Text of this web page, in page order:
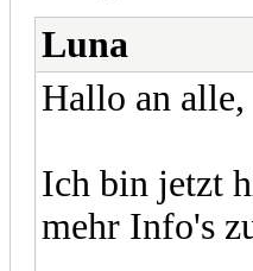
Luna
Hallo an alle,
Ich bin jetzt
mehr Info's